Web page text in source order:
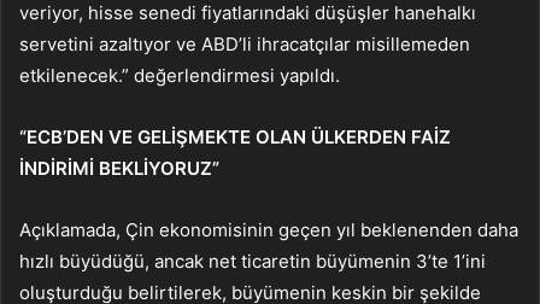
veriyor, hisse senedi fiyatlarındaki düşüşler hanehalkı
servetini azaltıyor ve ABD’li ihracatçılar misillemeden
etkilenecek.” değerlendirmesi yapıldı.
“ECB’DEN VE GELİŞMEKTE OLAN ÜLKERDEN FAİZ
İNDİRİMİ BEKLİYORUZ”
Açıklamada, Çin ekonomisinin geçen yıl beklenenden daha
hızlı büyüdüğü, ancak net ticaretin büyümenin 3’te 1’ini
oluşturduğu belirtilerek, büyümenin keskin bir şekilde